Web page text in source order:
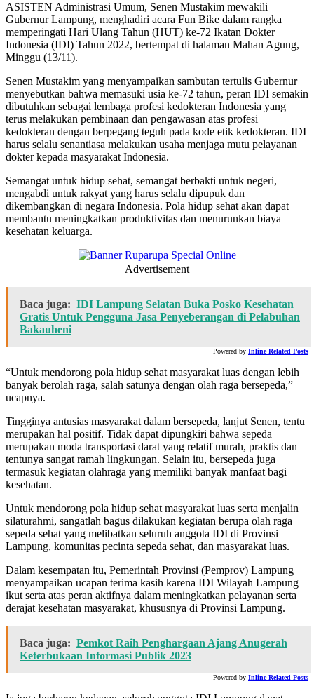
ASISTEN Administrasi Umum, Senen Mustakim mewakili
Gubernur Lampung, menghadiri acara Fun Bike dalam rangka
memperingati Hari Ulang Tahun (HUT) ke-72 Ikatan Dokter
Indonesia (IDI) Tahun 2022, bertempat di halaman Mahan Agung,
Minggu (13/11).
Senen Mustakim yang menyampaikan sambutan tertulis Gubernur
menyebutkan bahwa memasuki usia ke-72 tahun, peran IDI semakin
dibutuhkan sebagai lembaga profesi kedokteran Indonesia yang
terus melakukan pembinaan dan pengawasan atas profesi
kedokteran dengan berpegang teguh pada kode etik kedokteran. IDI
harus selalu senantiasa melakukan usaha menjaga mutu pelayanan
dokter kepada masyarakat Indonesia.
Semangat untuk hidup sehat, semangat berbakti untuk negeri,
mengabdi untuk rakyat yang harus selalu dipupuk dan
dikembangkan di negara Indonesia. Pola hidup sehat akan dapat
membantu meningkatkan produktivitas dan menurunkan biaya
kesehatan keluarga.
Advertisement
Baca juga: IDI Lampung Selatan Buka Posko Kesehatan
Gratis Untuk Pengguna Jasa Penyeberangan di Pelabuhan
Bakauheni
Powered by Inline Related Posts
“Untuk mendorong pola hidup sehat masyarakat luas dengan lebih
banyak berolah raga, salah satunya dengan olah raga bersepeda,”
ucapnya.
Tingginya antusias masyarakat dalam bersepeda, lanjut Senen, tentu
merupakan hal positif. Tidak dapat dipungkiri bahwa sepeda
merupakan moda transportasi darat yang relatif murah, praktis dan
tentunya sangat ramah lingkungan. Selain itu, bersepeda juga
termasuk kegiatan olahraga yang memiliki banyak manfaat bagi
kesehatan.
Untuk mendorong pola hidup sehat masyarakat luas serta menjalin
silaturahmi, sangatlah bagus dilakukan kegiatan berupa olah raga
sepeda sehat yang melibatkan seluruh anggota IDI di Provinsi
Lampung, komunitas pecinta sepeda sehat, dan masyarakat luas.
Dalam kesempatan itu, Pemerintah Provinsi (Pemprov) Lampung
menyampaikan ucapan terima kasih karena IDI Wilayah Lampung
ikut serta atas peran aktifnya dalam meningkatkan pelayanan serta
derajat kesehatan masyarakat, khususnya di Provinsi Lampung.
Baca juga: Pemkot Raih Penghargaan Ajang Anugerah
Keterbukaan Informasi Publik 2023
Powered by Inline Related Posts